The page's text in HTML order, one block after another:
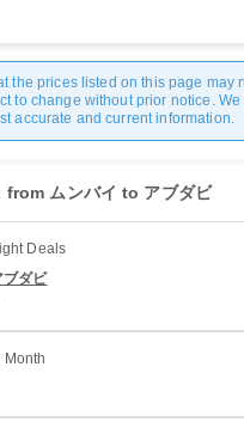
the prices listed on this page may
to change without prior notice. We
accurate and current information.
ムンバイ to アブダビ
Deals
ブダビ
Month